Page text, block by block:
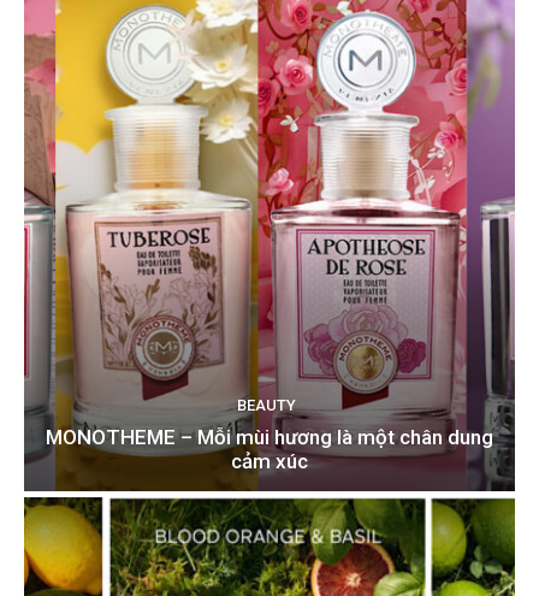
BEAUTY
MONOTHEME – Mỗi mùi hương là một chân dung
cảm xúc